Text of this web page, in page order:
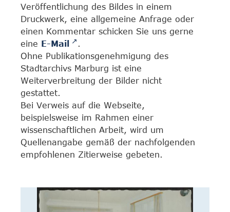
Veröffentlichung des Bildes in einem
Druckwerk, eine allgemeine Anfrage oder
einen Kommentar schicken Sie uns gerne
eine E-Mail
.
Ohne Publikationsgenehmigung des
Stadtarchivs Marburg ist eine
Weiterverbreitung der Bilder nicht
gestattet.
Bei Verweis auf die Webseite,
beispielsweise im Rahmen einer
wissenschaftlichen Arbeit, wird um
Quellenangabe gemäß der nachfolgenden
empfohlenen Zitierweise gebeten.